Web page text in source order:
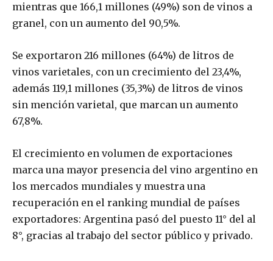
mientras que 166,1 millones (49%) son de vinos a
granel, con un aumento del 90,5%.
Se exportaron 216 millones (64%) de litros de
vinos varietales, con un crecimiento del 23,4%,
además 119,1 millones (35,3%) de litros de vinos
sin mención varietal, que marcan un aumento
67,8%.
El crecimiento en volumen de exportaciones
marca una mayor presencia del vino argentino en
los mercados mundiales y muestra una
recuperación en el ranking mundial de países
exportadores: Argentina pasó del puesto 11° del al
8°, gracias al trabajo del sector público y privado.